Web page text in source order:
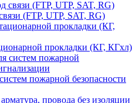
(FTP, UTP, SAT, RG)
прокладки (КГ, КГхл)
пожарной безопасности